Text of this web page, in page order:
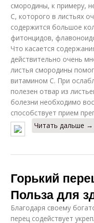
смородины, к примеру,
С, которого в листьях
содержится большое
фитонцидов,
Что касается
действительно очень
листья смородины
витамином С. При
полезен отвар из
болезни необходимо
способствует прием
Читать дальше →
Горький
Польза для
Благодаря своему
перец содействует